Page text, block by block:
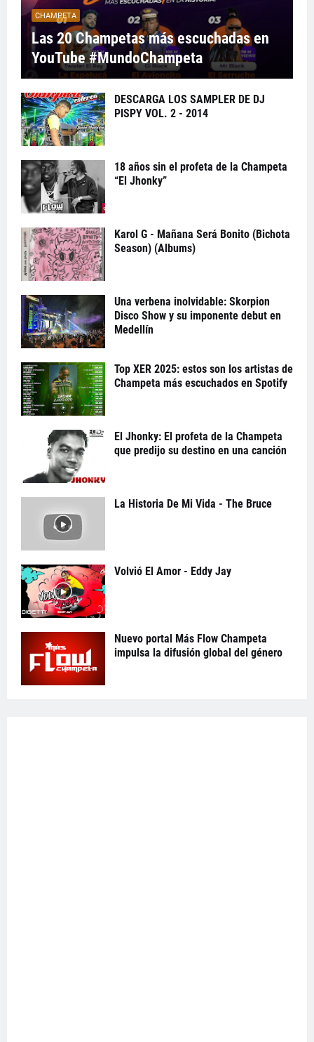
CHAMPETA
Las 20 Champetas más escuchadas en
YouTube #MundoChampeta
DESCARGA LOS SAMPLER DE DJ
PISPY VOL. 2 - 2014
18 años sin el profeta de la Champeta
“El Jhonky”
Karol G - Mañana Será Bonito (Bichota
Season) (Albums)
Una verbena inolvidable: Skorpion
Disco Show y su imponente debut en
Medellín
Top XER 2025: estos son los artistas de
Champeta más escuchados en Spotify
El Jhonky: El profeta de la Champeta
que predijo su destino en una canción
La Historia De Mi Vida - The Bruce
Volvió El Amor - Eddy Jay
Nuevo portal Más Flow Champeta
impulsa la difusión global del género